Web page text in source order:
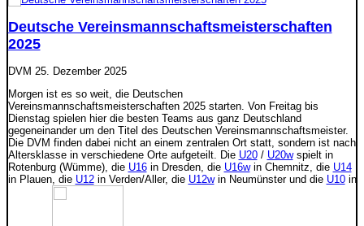
Deutsche Vereinsmannschaftsmeisterschaften
2025
DVM 25. Dezember 2025
Morgen ist es so weit, die Deutschen
Vereinsmannschaftsmeisterschaften 2025 starten. Von Freitag bis
Dienstag spielen hier die besten Teams aus ganz Deutschland
gegeneinander um den Titel des Deutschen Vereinsmannschaftsmeister.
Die DVM finden dabei nicht an einem zentralen Ort statt, sondern ist nach
Altersklasse in verschiedene Orte aufgeteilt. Die U20/ U20wspielt in
Rotenburg (Wümme), die U16in Dresden, die U16win Chemnitz, die U14
in Plauen, die U12in Verden/Aller, die U12win Neumünster und die U10in